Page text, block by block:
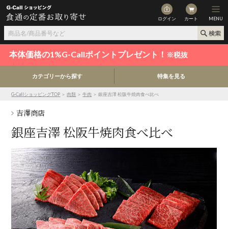
ログイン カート MENU
本体価格の1%G-Callポイントプレゼント！ ※税抜
カテゴリーから探す 特集を見る
G-CallショッピングTOP ＞肉類 ＞牛肉 ＞ 銀座吉澤 松阪牛焼肉食べ比べ
吉澤商店
銀座吉澤 松阪牛焼肉食べ比べ